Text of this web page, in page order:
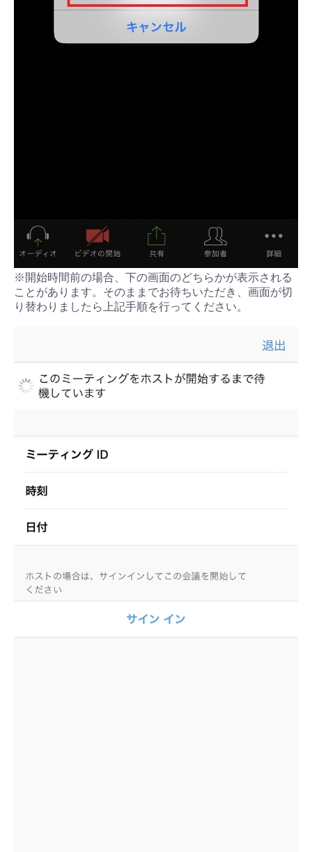
※開始時間前の場合、下の画面のどちらかが表示される
ことがあります。そのままでお待ちいただき、画面が切
り替わりましたら上記手順を行ってください。